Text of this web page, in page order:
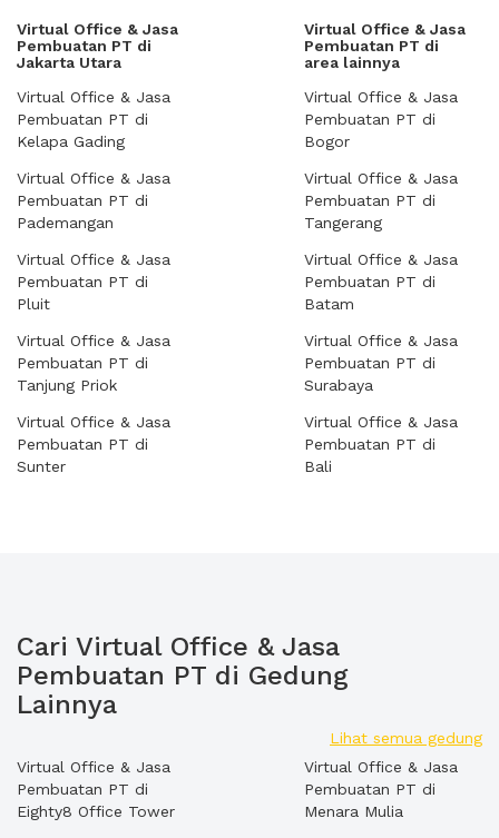
Virtual Office & Jasa
Pembuatan PT di
Jakarta Utara
Virtual Office & Jasa
Pembuatan PT di
Kelapa Gading
Virtual Office & Jasa
Pembuatan PT di
Pademangan
Virtual Office & Jasa
Pembuatan PT di
Pluit
Virtual Office & Jasa
Pembuatan PT di
Tanjung Priok
Virtual Office & Jasa
Pembuatan PT di
Sunter
Virtual Office & Jasa
Pembuatan PT di
area lainnya
Virtual Office & Jasa
Pembuatan PT di
Bogor
Virtual Office & Jasa
Pembuatan PT di
Tangerang
Virtual Office & Jasa
Pembuatan PT di
Batam
Virtual Office & Jasa
Pembuatan PT di
Surabaya
Virtual Office & Jasa
Pembuatan PT di
Bali
Cari Virtual Office & Jasa
Pembuatan PT di Gedung
Lainnya
Lihat semua gedung
Virtual Office & Jasa
Pembuatan PT di
Eighty8 Office Tower
Virtual Office & Jasa
Pembuatan PT di
Menara Mulia